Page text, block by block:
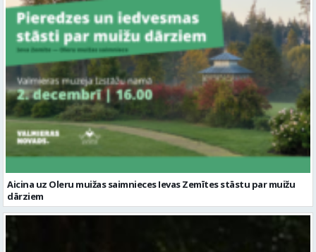
Aicina uz Oleru muižas saimnieces Ievas Zemītes stāstu par muižu
dārziem